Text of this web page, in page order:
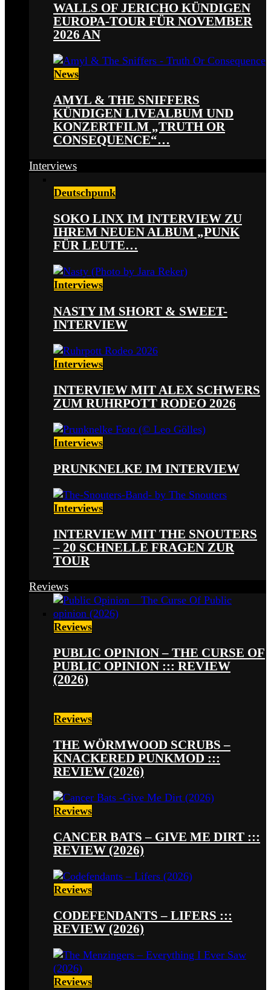
WALLS OF JERICHO KÜNDIGEN
EUROPA-TOUR FÜR NOVEMBER
2026 AN
News
AMYL & THE SNIFFERS
KÜNDIGEN LIVEALBUM UND
KONZERTFILM „TRUTH OR
CONSEQUENCE“…
Interviews
Deutschpunk
SOKO LINX IM INTERVIEW ZU
IHREM NEUEN ALBUM „PUNK
FÜR LEUTE…
Interviews
NASTY IM SHORT & SWEET-
INTERVIEW
Interviews
INTERVIEW MIT ALEX SCHWERS
ZUM RUHRPOTT RODEO 2026
Interviews
PRUNKNELKE IM INTERVIEW
Interviews
INTERVIEW MIT THE SNOUTERS
– 20 SCHNELLE FRAGEN ZUR
TOUR
Reviews
Reviews
PUBLIC OPINION – THE CURSE OF
PUBLIC OPINION ::: REVIEW
(2026)
Reviews
THE WÖRMWOOD SCRUBS –
KNACKERED PUNKMOD :::
REVIEW (2026)
Reviews
CANCER BATS – GIVE ME DIRT :::
REVIEW (2026)
Reviews
CODEFENDANTS – LIFERS :::
REVIEW (2026)
Reviews